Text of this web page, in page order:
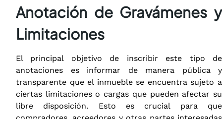
Anotación de Gravámenes y
Limitaciones
El principal objetivo de inscribir este tipo de
anotaciones es informar de manera pública y
transparente que el inmueble se encuentra sujeto a
ciertas limitaciones o cargas que pueden afectar su
libre disposición. Esto es crucial para que